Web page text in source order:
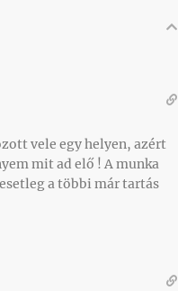
vele egy helyen, azért
mit ad elő ! A munka
a többi már tartás